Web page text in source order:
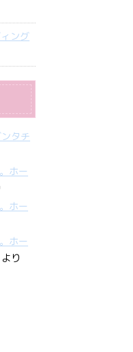
ング
タチ
ホー
ホー
ホー
より